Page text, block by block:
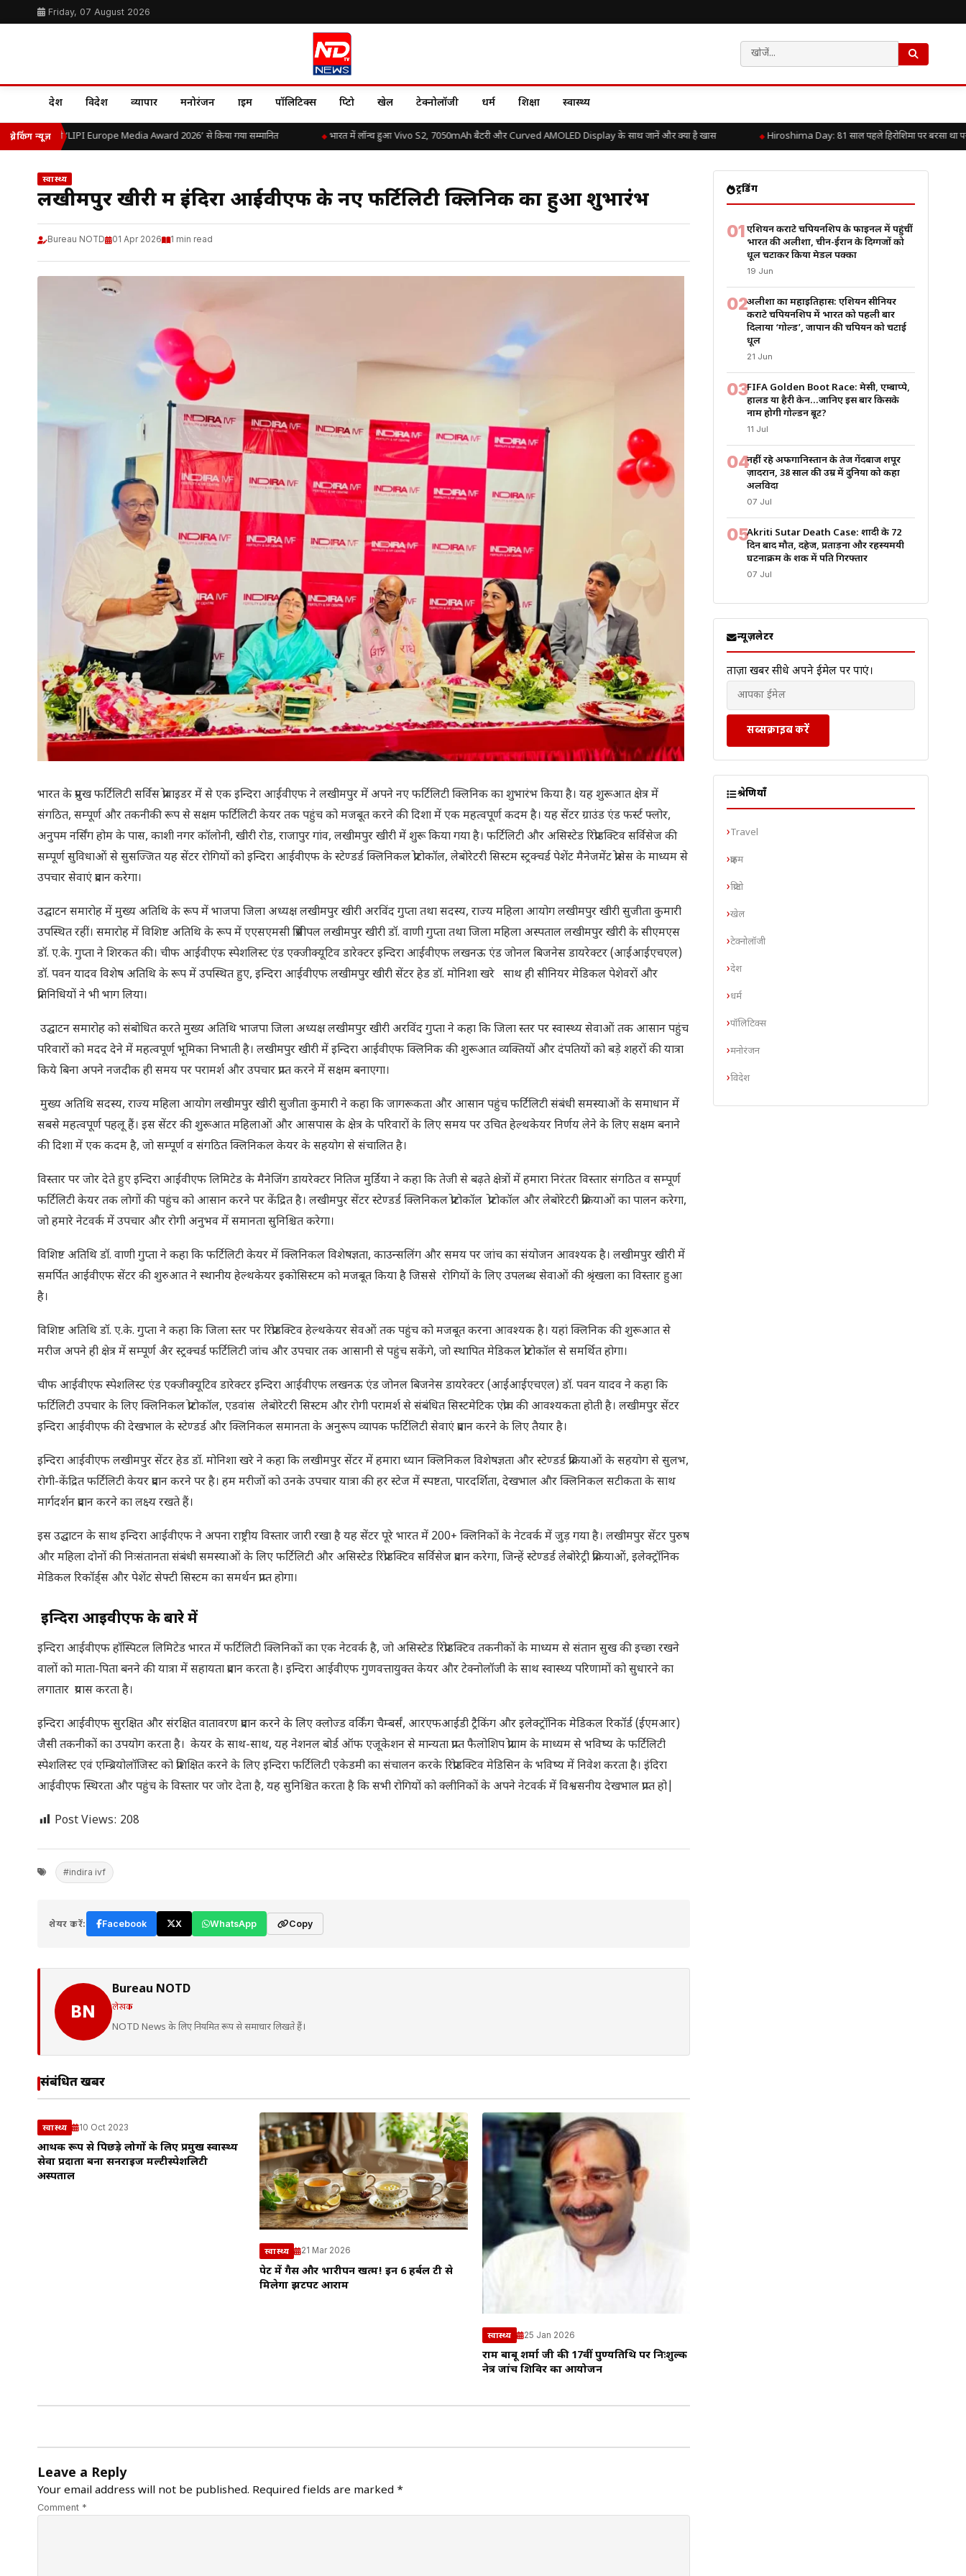
Friday, 07 August 2026
देश विदेश व्यापार मनोरंजन क्राइम पॉलिटिक्स क्रिप्टो खेल टेक्नोलॉजी धर्म शिक्षा स्वास्थ्य
ब्रेकिंग न्यूज़
यादव को ‘LIPI Europe Media Award 2026’ से किया गया सम्मानित भारत में लॉन्च हुआ Vivo S2, 7050mAh बैटरी और Curved AMOLED Display के साथ जानें और क्या है खास Hiroshima Day: 81 साल पहले हिरोशिमा पर बरसा था
स्वास्थ्य
लखीमपुर खीरी में इंदिरा आईवीएफ के नए फर्टिलिटी क्लिनिक का हुआ शुभारंभ
Bureau NOTD 01 Apr 2026 1 min read
भारत के प्रमुख फर्टिलिटी सर्विस प्रोवाइडर में से एक इन्दिरा आईवीएफ ने लखीमपुर में अपने नए फर्टिलिटी क्लिनिक का शुभारंभ किया है। यह शुरूआत क्षेत्र में
संगठित, सम्पूर्ण और तकनीकी रूप से सक्षम फर्टिलिटी केयर तक पहुंच को मजबूत करने की दिशा में एक महत्वपूर्ण कदम है। यह सेंटर ग्राउंड एंड फर्स्ट फ्लोर,
अनुपम नर्सिंग होम के पास, काशी नगर कॉलोनी, खीरी रोड, राजापुर गांव, लखीमपुर खीरी में शुरू किया गया है। फर्टिलिटी और असिस्टेड रिप्रोडक्टिव सर्विसेज की
सम्पूर्ण सुविधाओं से सुसज्जित यह सेंटर रोगियों को इन्दिरा आईवीएफ के स्टेण्डर्ड क्लिनिकल प्रोटोकॉल, लेबोरेटरी सिस्टम स्ट्रक्चर्ड पेशेंट मैनेजमेंट प्रोसेस के माध्यम से
उपचार सेवाएं प्रदान करेगा।
उद्घाटन समारोह में मुख्य अतिथि के रूप में भाजपा जिला अध्यक्ष लखीमपुर खीरी अरविंद गुप्ता तथा सदस्य, राज्य महिला आयोग लखीमपुर खीरी सुजीता कुमारी
उपस्थित रहीं। समारोह में विशिष्ट अतिथि के रूप में एएसएमसी प्रिंसीपल लखीमपुर खीरी डॉ. वाणी गुप्ता तथा जिला महिला अस्पताल लखीमपुर खीरी के सीएमएस
डॉ. ए.के. गुप्ता ने शिरकत की। चीफ आईवीएफ स्पेशलिस्ट एंड एक्जीक्यूटिव डारेक्टर इन्दिरा आईवीएफ लखनऊ एंड जोनल बिजनेस डायरेक्टर (आईआईएचएल)
डॉ. पवन यादव विशेष अतिथि के रूप में उपस्थित हुए, इन्दिरा आईवीएफ लखीमपुर खीरी सेंटर हेड डॉ. मोनिशा खरे साथ ही सीनियर मेडिकल पेशेवरों और
प्रतिनिधियों ने भी भाग लिया।
उद्घाटन समारोह को संबोधित करते मुख्य अतिथि भाजपा जिला अध्यक्ष लखीमपुर खीरी अरविंद गुप्ता ने कहा कि जिला स्तर पर स्वास्थ्य सेवाओं तक आसान पहुंच
परिवारों को मदद देने में महत्वपूर्ण भूमिका निभाती है। लखीमपुर खीरी में इन्दिरा आईवीएफ क्लिनिक की शुरूआत व्यक्तियों और दंपतियों को बड़े शहरों की यात्रा
किये बिना अपने नजदीक ही समय पर परामर्श और उपचार प्राप्त करने में सक्षम बनाएगा।
मुख्य अतिथि सदस्य, राज्य महिला आयोग लखीमपुर खीरी सुजीता कुमारी ने कहा कि जागरूकता और आसान पहुंच फर्टिलिटी संबंधी समस्याओं के समाधान में
सबसे महत्वपूर्ण पहलू हैं। इस सेंटर की शुरूआत महिलाओं और आसपास के क्षेत्र के परिवारों के लिए समय पर उचित हेल्थकेयर निर्णय लेने के लिए सक्षम बनाने
की दिशा में एक कदम है, जो सम्पूर्ण व संगठित क्लिनिकल केयर के सहयोग से संचालित है।
विस्तार पर जोर देते हुए इन्दिरा आईवीएफ लिमिटेड के मैनेजिंग डायरेक्टर नितिज मुर्डिया ने कहा कि तेजी से बढ़ते क्षेत्रों में हमारा निरंतर विस्तार संगठित व सम्पूर्ण
फर्टिलिटी केयर तक लोगों की पहुंच को आसान करने पर केंद्रित है। लखीमपुर सेंटर स्टेण्डर्ड क्लिनिकल प्रोटोकॉल प्रोटोकॉल और लेबोरेटरी प्रक्रियाओं का पालन करेगा,
जो हमारे नेटवर्क में उपचार और रोगी अनुभव में समानता सुनिश्चित करेगा।
विशिष्ट अतिथि डॉ. वाणी गुप्ता ने कहा कि फर्टिलिटी केयर में क्लिनिकल विशेषज्ञता, काउन्सलिंग और समय पर जांच का संयोजन आवश्यक है। लखीमपुर खीरी में
समर्पित आईवीएफ सेंटर की शुरुआत ने स्थानीय हेल्थकेयर इकोसिस्टम को मजबूत किया है जिससे रोगियों के लिए उपलब्ध सेवाओं की श्रृंखला का विस्तार हुआ
है।
विशिष्ट अतिथि डॉ. ए.के. गुप्ता ने कहा कि जिला स्तर पर रिप्रोडक्टिव हेल्थकेयर सेवओं तक पहुंच को मजबूत करना आवश्यक है। यहां क्लिनिक की शुरूआत से
मरीज अपने ही क्षेत्र में सम्पूर्ण अैर स्ट्रक्चर्ड फर्टिलिटी जांच और उपचार तक आसानी से पहुंच सकेंगे, जो स्थापित मेडिकल प्रोटोकॉल से समर्थित होगा।
चीफ आईवीएफ स्पेशलिस्ट एंड एक्जीक्यूटिव डारेक्टर इन्दिरा आईवीएफ लखनऊ एंड जोनल बिजनेस डायरेक्टर (आईआईएचएल) डॉ. पवन यादव ने कहा कि
फर्टिलिटी उपचार के लिए क्लिनिकल प्रोटोकॉल, एडवांस लेबोरेटरी सिस्टम और रोगी परामर्श से संबंधित सिस्टमेटिक एप्रोच की आवश्यकता होती है। लखीमपुर सेंटर
इन्दिरा आईवीएफ की देखभाल के स्टेण्डर्ड और क्लिनिकल समानता के अनुरूप व्यापक फर्टिलिटी सेवाएं प्रदान करने के लिए तैयार है।
इन्दिरा आईवीएफ लखीमपुर सेंटर हेड डॉ. मोनिशा खरे ने कहा कि लखीमपुर सेंटर में हमारा ध्यान क्लिनिकल विशेषज्ञता और स्टेण्डर्ड प्रक्रियाओं के सहयोग से सुलभ,
रोगी-केंद्रित फर्टिलिटी केयर प्रदान करने पर है। हम मरीजों को उनके उपचार यात्रा की हर स्टेज में स्पष्टता, पारदर्शिता, देखभाल और क्लिनिकल सटीकता के साथ
मार्गदर्शन प्रदान करने का लक्ष्य रखते हैं।
इस उद्घाटन के साथ इन्दिरा आईवीएफ ने अपना राष्ट्रीय विस्तार जारी रखा है यह सेंटर पूरे भारत में 200+ क्लिनिकों के नेटवर्क में जुड़ गया है। लखीमपुर सेंटर पुरुष
और महिला दोनों की निःसंतानता संबंधी समस्याओं के लिए फर्टिलिटी और असिस्टेड रिप्रोडक्टिव सर्विसेज प्रदान करेगा, जिन्हें स्टेण्डर्ड लेबोरेट्री प्रक्रियाओं, इलेक्ट्रॉनिक
मेडिकल रिकॉर्ड्स और पेशेंट सेफ्टी सिस्टम का समर्थन प्राप्त होगा।
इन्दिरा आईवीएफ के बारे में
इन्दिरा आईवीएफ हॉस्पिटल लिमिटेड भारत में फर्टिलिटी क्लिनिकों का एक नेटवर्क है, जो असिस्टेड रिप्रोडक्टिव तकनीकों के माध्यम से संतान सुख की इच्छा रखने
वालों को माता-पिता बनने की यात्रा में सहायता प्रदान करता है। इन्दिरा आईवीएफ गुणवत्तायुक्त केयर और टेक्नोलॉजी के साथ स्वास्थ्य परिणामों को सुधारने का
लगातार प्रयास करता है।
इन्दिरा आईवीएफ सुरक्षित और संरक्षित वातावरण प्रदान करने के लिए क्लोज्ड वर्किंग चैम्बर्सं, आरएफआईडी ट्रैकिंग और इलेक्ट्रॉनिक मेडिकल रिकॉर्ड (ईएमआर)
जैसी तकनीकों का उपयोग करता है। केयर के साथ-साथ, यह नेशनल बोर्ड ऑफ एजूकेशन से मान्यता प्राप्त फैलोशिप प्रोग्राम के माध्यम से भविष्य के फर्टिलिटी
स्पेशलिस्ट एवं एम्ब्रियोलॉजिस्ट को प्रशिक्षित करने के लिए इन्दिरा फर्टिलिटी एकेडमी का संचालन करके रिप्रोडक्टिव मेडिसिन के भविष्य में निवेश करता है। इंदिरा
आईवीएफ स्थिरता और पहुंच के विस्तार पर जोर देता है, यह सुनिश्चित करता है कि सभी रोगियों को क्लीनिकों के अपने नेटवर्क में विश्वसनीय देखभाल प्राप्त हो|
Post Views: 208
#indira ivf
शेयर करें: Facebook X WhatsApp Copy
BN
Bureau NOTD
लेखक
NOTD News के लिए नियमित रूप से समाचार लिखते हैं।
संबंधित खबरें
स्वास्थ्य 10 Oct 2023
आर्थिक रूप से पिछड़े लोगों के लिए प्रमुख स्वास्थ्य
सेवा प्रदाता बना सनराइज मल्टीस्पेशलिटी
अस्पताल
स्वास्थ्य 21 Mar 2026
पेट में गैस और भारीपन खत्म! इन 6 हर्बल टी से
मिलेगा झटपट आराम
स्वास्थ्य 25 Jan 2026
राम बाबू शर्मा जी की 17वीं पुण्यतिथि पर निःशुल्क
नेत्र जांच शिविर का आयोजन
Leave a Reply
Your email address will not be published. Required fields are marked *
Comment *
ट्रेंडिंग
01एशियन कराटे चैंपियनशिप के फाइनल में पहुंचीं
भारत की अलीशा, चीन-ईरान के दिग्गजों को
धूल चटाकर किया मेडल पक्का
19 Jun
02अलीशा का महाइतिहास: एशियन सीनियर
कराटे चैंपियनशिप में भारत को पहली बार
दिलाया ‘गोल्ड’, जापान की चैंपियन को चटाई
धूल
21 Jun
03FIFA Golden Boot Race: मेसी, एम्बाप्पे,
हालैंड या हैरी केन…जानिए इस बार किसके
नाम होगी गोल्डन बूट?
11 Jul
04नहीं रहे अफगानिस्तान के तेज गेंदबाज शपूर
ज़ादरान, 38 साल की उम्र में दुनिया को कहा
अलविदा
07 Jul
05Akriti Sutar Death Case: शादी के 72
दिन बाद मौत, दहेज, प्रताड़ना और रहस्यमयी
घटनाक्रम के शक में पति गिरफ्तार
07 Jul
न्यूज़लेटर
ताज़ा खबरें सीधे अपने ईमेल पर पाएं।
सब्सक्राइब करें
श्रेणियाँ
Travel
क्राइम
क्रिप्टो
खेल
टेक्नोलॉजी
देश
धर्म
पॉलिटिक्स
मनोरंजन
विदेश